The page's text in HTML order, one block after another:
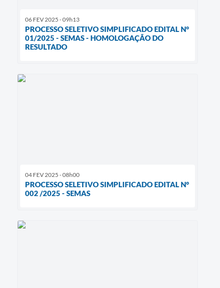
06 FEV 2025 - 09h13
PROCESSO SELETIVO SIMPLIFICADO EDITAL N°
01/2025 - SEMAS - HOMOLOGAÇÃO DO
RESULTADO
04 FEV 2025 - 08h00
PROCESSO SELETIVO SIMPLIFICADO EDITAL N°
002 /2025 - SEMAS